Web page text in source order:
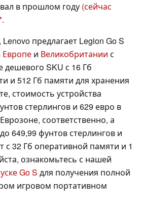
в прошлом году (сейчас
.
предлагает Legion Go S
Европе и Великобритании с
SKU с 16 Гб
и 512 Гб памяти для хранения
стоимость устройства
стерлингов и 629 евро в
соответственно, а
649,99 фунтов стерлингов и
с 32 Гб оперативной памяти и 1
ознакомьтесь с нашей
Go S для получения полной
игровом портативном